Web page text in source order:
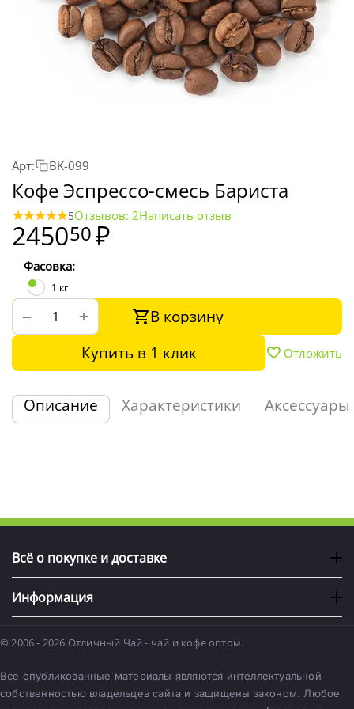
Арт: BK-099
Кофе Эспрессо-смесь Бариста
5Отзывов: 2Написать отзыв
245050₽
Фасовка:
1 кг
+
−
В корзину
Купить в 1 клик
Отложить
Описание Характеристики Аксессуары
Всё о покупке и доставке
Информация
© 2006 - 2026 Отличный Чай - чай и кофе оптом.
Все опубликованные материалы являются интеллектуальной
собственностью владельцев сайта и защищены законом. Любое